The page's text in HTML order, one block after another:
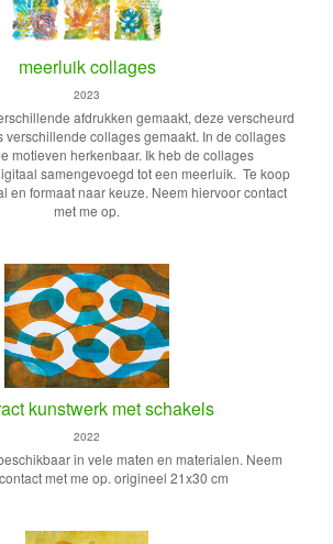
meerluik collages
2023
afdrukken gemaakt, deze verscheurd
verschillende collages gemaakt. In de collages
motieven herkenbaar. Ik heb de collages
samengevoegd tot een meerluik. Te koop
en formaat naar keuze. Neem hiervoor contact
met me op.
kunstwerk met schakels
2022
in vele maten en materialen. Neem
met me op. origineel 21x30 cm